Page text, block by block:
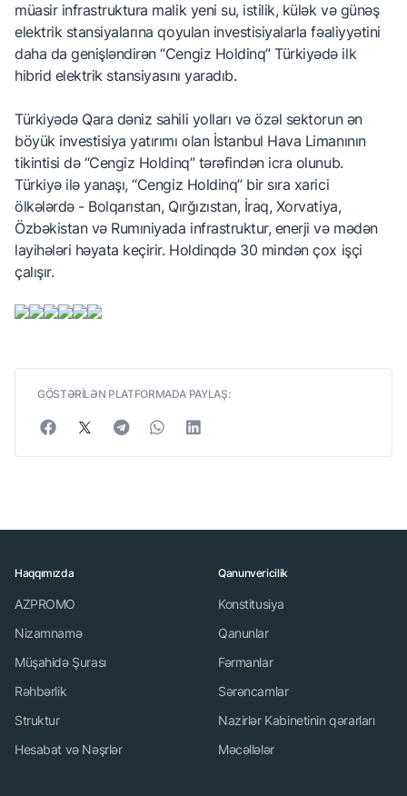
müasir infrastruktura malik yeni su, istilik, külək və günəş
elektrik stansiyalarına qoyulan investisiyalarla fəaliyyətini
daha da genişləndirən “Cengiz Holdinq” Türkiyədə ilk
hibrid elektrik stansiyasını yaradıb.
Türkiyədə Qara dəniz sahili yolları və özəl sektorun ən
böyük investisiya yatırımı olan İstanbul Hava Limanının
tikintisi də “Cengiz Holdinq” tərəfindən icra olunub.
Türkiyə ilə yanaşı, “Cengiz Holdinq” bir sıra xarici
ölkələrdə - Bolqarıstan, Qırğızıstan, İraq, Xorvatiya,
Özbəkistan və Rumıniyada infrastruktur, enerji və mədən
layihələri həyata keçirir. Holdinqdə 30 mindən çox işçi
çalışır.
GÖSTƏRİLƏN PLATFORMADA PAYLAŞ:
Haqqımızda
AZPROMO
Nizamnamə
Müşahidə Şurası
Rəhbərlik
Struktur
Hesabat və Nəşrlər
Qanunvericilik
Konstitusiya
Qanunlar
Fərmanlar
Sərəncamlar
Nazirlər Kabinetinin qərarları
Məcəllələr